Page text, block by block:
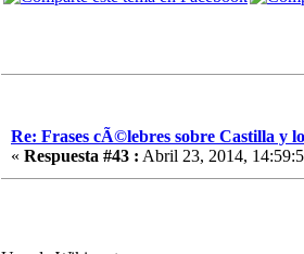
Re: Frases cÃ©lebres sobre Castilla y
« Respuesta #43 : Abril 23, 2014,